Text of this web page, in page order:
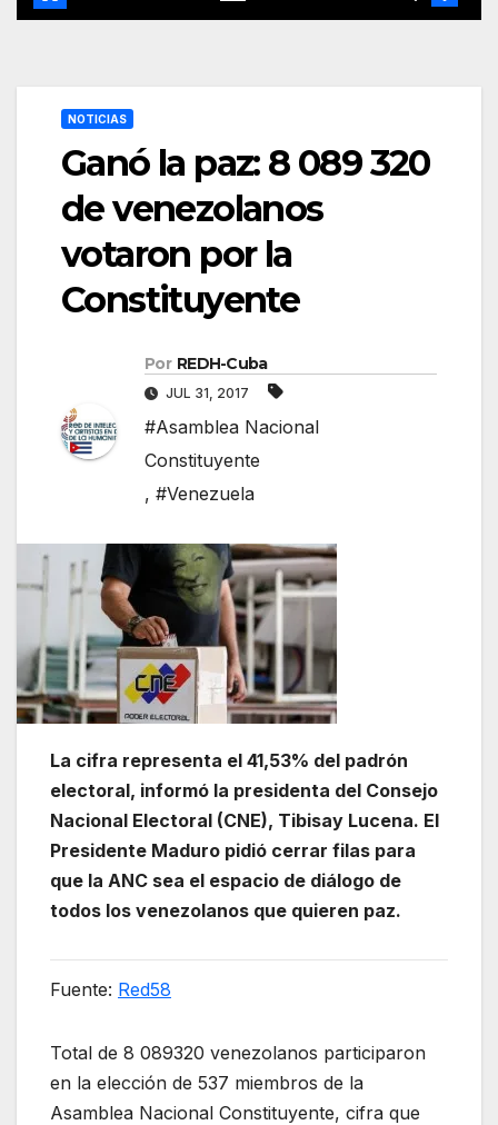
NOTICIAS
Ganó la paz: 8 089 320
de venezolanos
votaron por la
Constituyente
Por REDH-Cuba
JUL 31, 2017
#Asamblea Nacional
Constituyente
, #Venezuela
La cifra representa el 41,53% del padrón
electoral, informó la presidenta del Consejo
Nacional Electoral (CNE), Tibisay Lucena. El
Presidente Maduro pidió cerrar filas para
que la ANC sea el espacio de diálogo de
todos los venezolanos que quieren paz.
Fuente: Red58
Total de 8 089320 venezolanos participaron
en la elección de 537 miembros de la
Asamblea Nacional Constituyente, cifra que